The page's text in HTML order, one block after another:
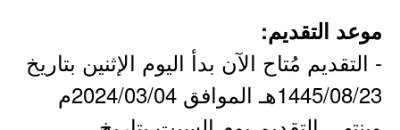
موعد التقديم:
- التقديم مُتاح الآن بدأ اليوم الإثنين بتاريخ
1445/08/23هـ الموافق 2024/03/04م